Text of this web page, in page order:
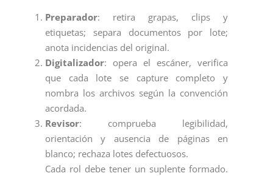
Preparador: retira grapas, clips y
etiquetas; separa documentos por lote;
anota incidencias del original.
Digitalizador: opera el escáner, verifica
que cada lote se capture completo y
nombra los archivos según la convención
acordada.
Revisor: comprueba legibilidad,
orientación y ausencia de páginas en
blanco; rechaza lotes defectuosos.
Cada rol debe tener un suplente formado.